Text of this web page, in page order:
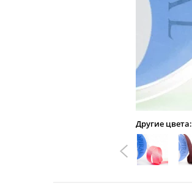
Другие цвета: